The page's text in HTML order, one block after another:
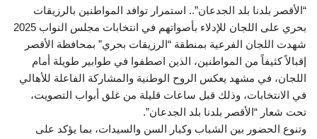
“الأقصر بلدنا بلد الجدعان”.. استمرار توافد المواطنين بالرزيقات
بحري على اللجان للإدلاء بأصواتهم في انتخابات مجلس النواب 2025
شهدت اللجان الفرعية بمنطقة “الرزيقات بحري” بمحافظة الأقصر
إقبالاً كثيفاً من المواطنين، الذين اصطفوا في طوابير طويلة أمام
اللجان، في مشهد يعكس الروح الوطنية والمشاركة الفاعلة للأهالي
في الانتخابات، وذلك قبل ساعات قليلة من غلق أبواب التصويت،
تحت شعار “الأقصر بلدنا بلد الجدعان”.
وتنوع الحضور بين الشباب وكبار السن والسيدات، بما يؤكد على